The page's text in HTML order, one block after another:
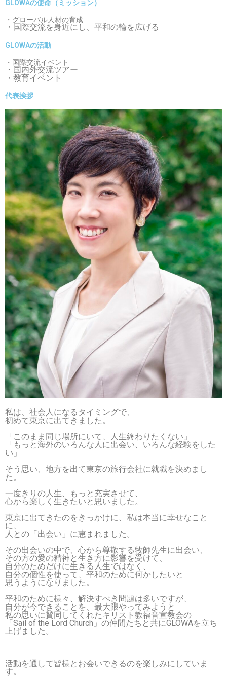
GLOWAの使命（ミッション）
・グローバル人材の育成
・国際交流を身近にし、平和の輪を広げる
GLOWAの活動
・国際交流イベント
・国内外交流ツアー
・教育イベント
代表挨拶
私は、社会人になるタイミングで、
初めて東京に出てきました。
「このまま同じ場所にいて、人生終わりたくない」
「もっと海外のいろんな人に出会い、いろんな経験をした
い」
そう思い、地方を出て東京の旅行会社に就職を決めまし
た。
一度きりの人生、もっと充実させて、
心から楽しく生きたいと思いました。
東京に出てきたのをきっかけに、私は本当に幸せなこと
に、
人との「出会い」に恵まれました。
その出会いの中で、心から尊敬する牧師先生に出会い、
その方の愛の精神と生き方に影響を受けて、
自分のためだけに生きる人生ではなく、
自分の個性を使って、平和のために何かしたいと
思うようになりました。
平和のために様々、解決すべき問題は多いですが、
自分が今できることを、最大限やってみようと
私の思いに賛同してくれたキリスト教福音宣教会の
「Sail of the Lord Church」の仲間たちと共にGLOWAを立ち
上げました。
活動を通して皆様とお会いできるのを楽しみにしていま
す。